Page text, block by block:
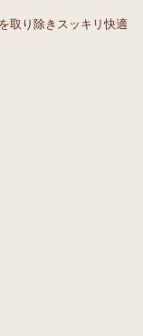
取り除きスッキリ快適